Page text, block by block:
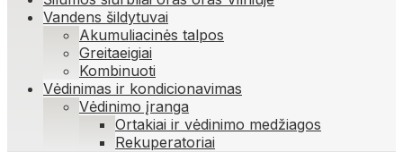
Vandens šildytuvai
Akumuliacinės talpos
Greitaeigiai
Kombinuoti
Vėdinimas ir kondicionavimas
Vėdinimo įranga
Ortakiai ir vėdinimo medžiagos
Rekuperatoriai